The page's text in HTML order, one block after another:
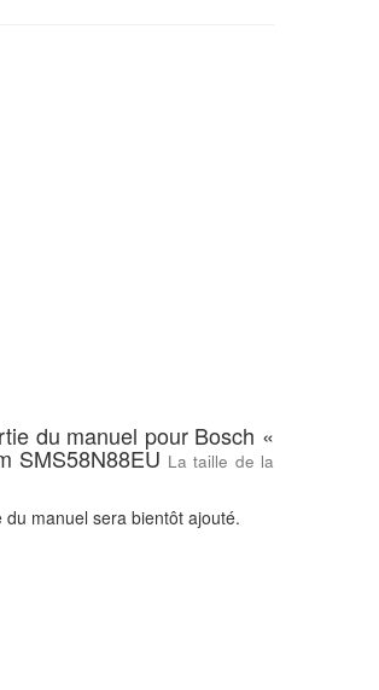
du manuel pour Bosch «
SMS58N88EU La taille de la
du manuel sera bientôt ajouté.